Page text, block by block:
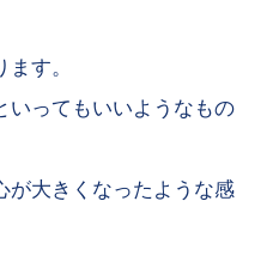
す。
いってもいいようなもの
が大きくなったような感